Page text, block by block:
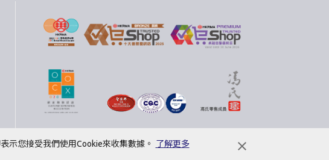
示您接受我們使用Cookie來收集數據。 了解更多